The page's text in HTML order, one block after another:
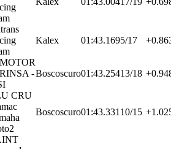
Kalex 01:43.1695/17
-Boscoscuro01:43.25413/18
CRU
Boscoscuro01:43.331 10/15